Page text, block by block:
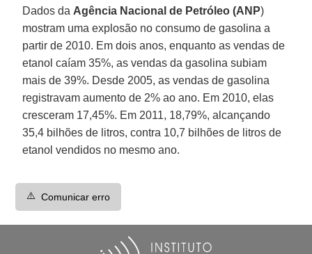
Dados da Agência Nacional de Petróleo (ANP)
mostram uma explosão no consumo de gasolina a
partir de 2010. Em dois anos, enquanto as vendas de
etanol caíam 35%, as vendas da gasolina subiam
mais de 39%. Desde 2005, as vendas de gasolina
registravam aumento de 2% ao ano. Em 2010, elas
cresceram 17,45%. Em 2011, 18,79%, alcançando
35,4 bilhões de litros, contra 10,7 bilhões de litros de
etanol vendidos no mesmo ano.
⚠️ Comunicar erro